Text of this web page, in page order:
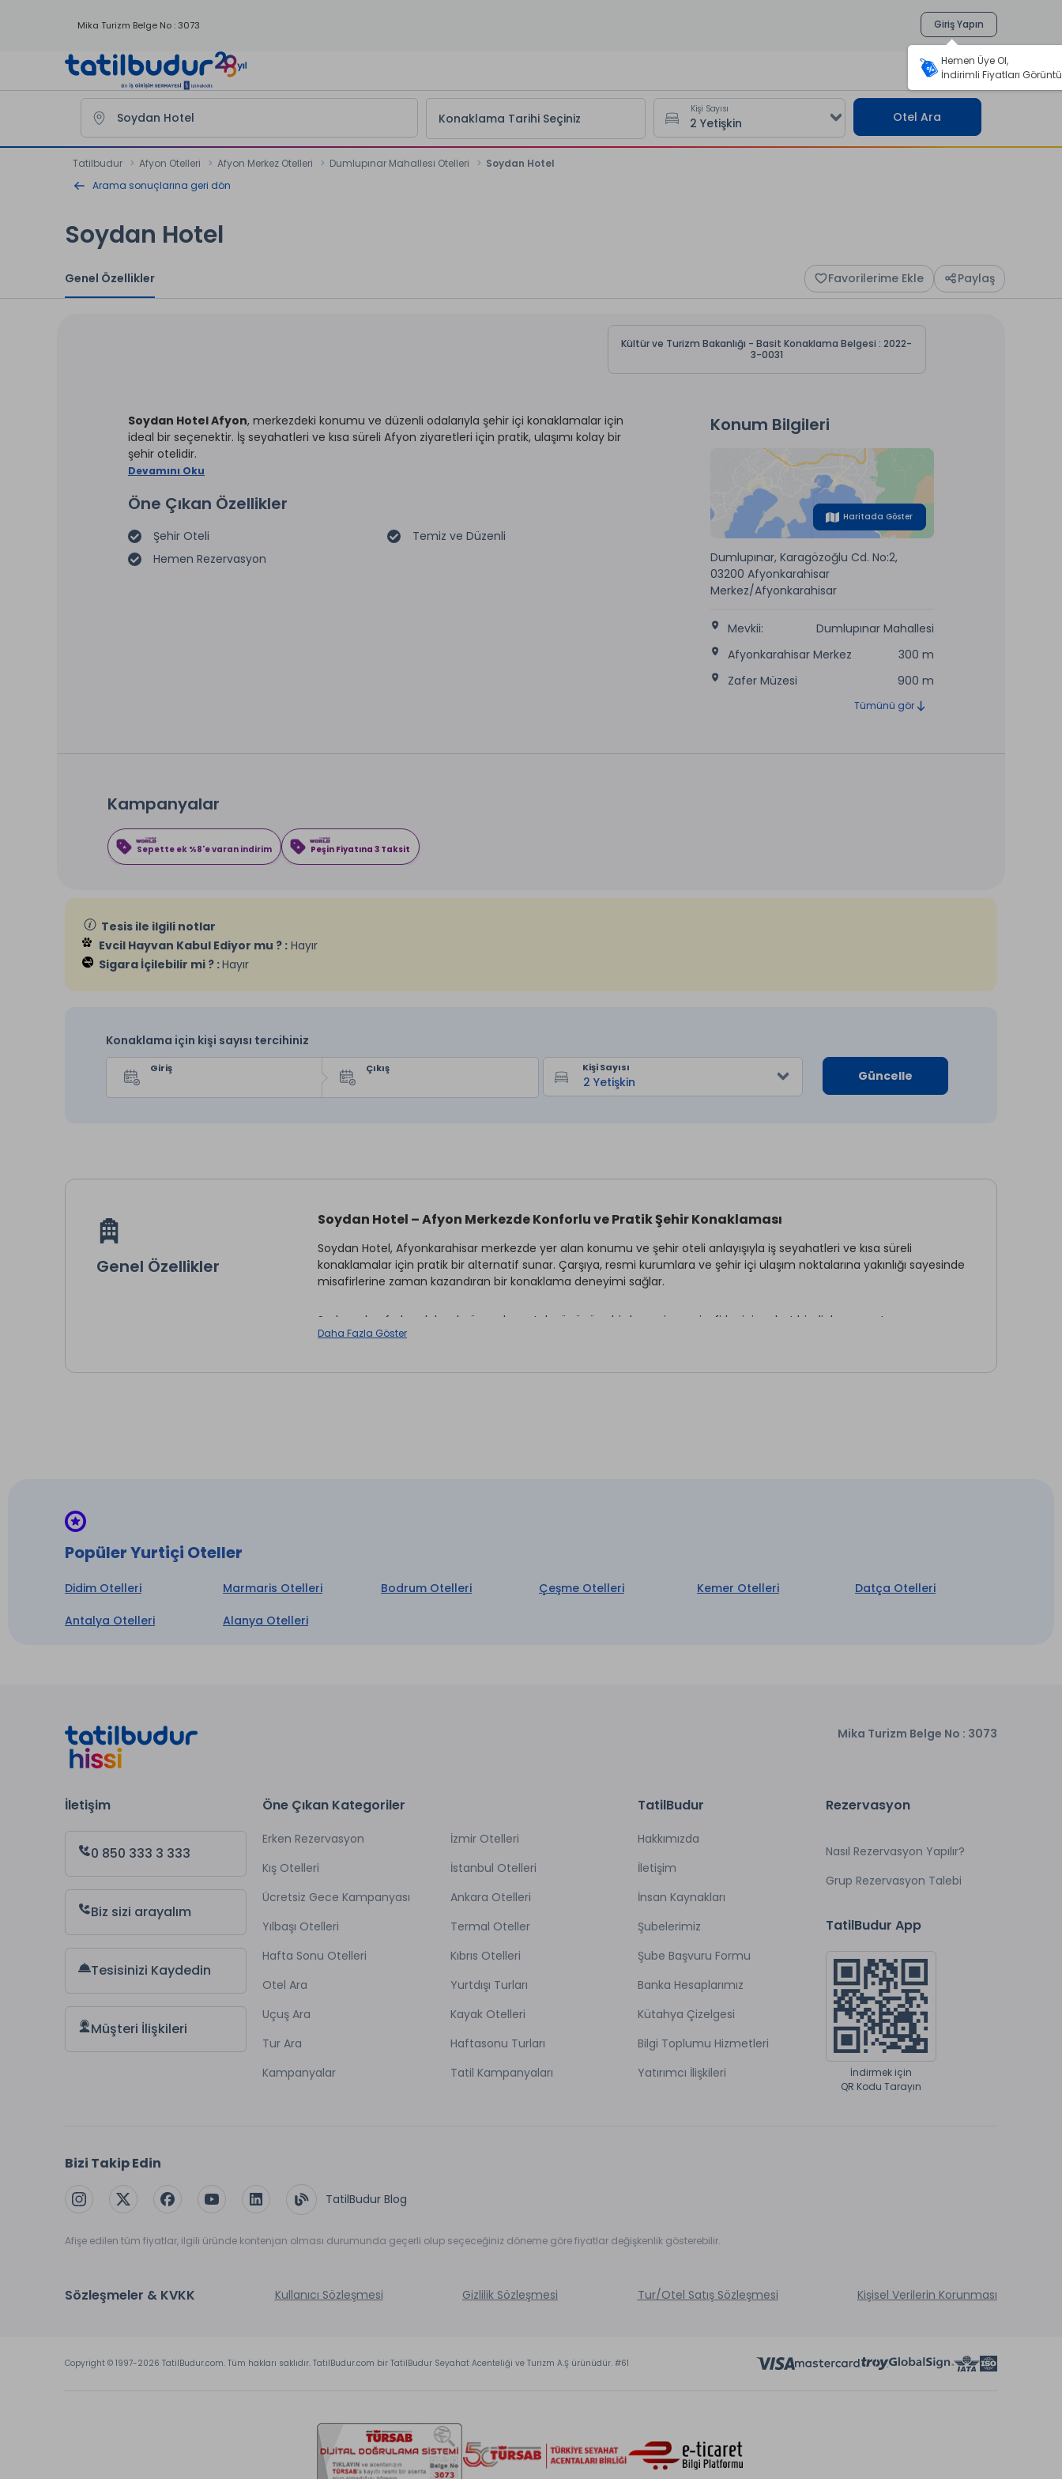
Mika Turizm Belge No : 3073 Giriş Yapın
Konaklama Tarihi Seçiniz
Kişi Sayısı
Otel Ara
Tatilbudur Afyon Otelleri Afyon Merkez Otelleri Dumlupınar Mahallesi Otelleri
Soydan Hotel
Arama sonuçlarına geri dön
Soydan Hotel
Genel Özellikler Favorilerime Ekle Paylaş
Kültür ve Turizm Bakanlığı - Basit Konaklama Belgesi : 2022-
3-0031
Soydan Hotel Afyon, merkezdeki konumu ve düzenli odalarıyla şehir içi konaklamalar için
ideal bir seçenektir. İş seyahatleri ve kısa süreli Afyon ziyaretleri için pratik, ulaşımı kolay bir
şehir otelidir.
Devamını Oku
Öne Çıkan Özellikler
Şehir Oteli
Temiz ve Düzenli
Hemen Rezervasyon
Konum Bilgileri
Haritada Göster
Dumlupınar, Karagözoğlu Cd. No:2,
03200 Afyonkarahisar
Merkez/Afyonkarahisar
Mevkii:
Dumlupınar Mahallesi
Afyonkarahisar Merkez
300 m
Zafer Müzesi
900 m
Tümünü gör
Kampanyalar
Sepette ek %8'e varan indirim Peşin Fiyatına 3 Taksit
Tesis ile ilgili notlar
Evcil Hayvan Kabul Ediyor mu ? : Hayır
Sigara İçilebilir mi ? :Hayır
Konaklama için kişi sayısı tercihiniz
Giriş Çıkış Kişi Sayısı
Güncelle
Genel Özellikler
Soydan Hotel – Afyon Merkezde Konforlu ve Pratik Şehir Konaklaması
Soydan Hotel, Afyonkarahisar merkezde yer alan konumu ve şehir oteli anlayışıyla iş seyahatleri ve kısa süreli
konaklamalar için pratik bir alternatif sunar. Çarşıya, resmi kurumlara ve şehir içi ulaşım noktalarına yakınlığı sayesinde
misafirlerine zaman kazandıran bir konaklama deneyimi sağlar.
Sade ve konforlu odalarıyla öne çıkan otel, gününü şehirde geçiren misafirler için rahat bir dinlenme ortamı sunar.
Ulaşım kolaylığı ve dengeli hizmet anlayışıyla Soydan Hotel, Afyon’da ekonomik ve zahmetsiz bir şehir oteli arayanlar
Daha Fazla Göster
Popüler Yurtiçi Oteller
Didim Otelleri Marmaris Otelleri Bodrum Otelleri Çeşme Otelleri Kemer Otelleri Datça Otelleri
Antalya Otelleri Alanya Otelleri
Mika Turizm Belge No : 3073
İletişim
0 850 333 3 333
Biz sizi arayalım
Tesisinizi Kaydedin
Müşteri İlişkileri
Öne Çıkan Kategoriler
Erken Rezervasyon
Kış Otelleri
Ücretsiz Gece Kampanyası
Yılbaşı Otelleri
Hafta Sonu Otelleri
Otel Ara
Uçuş Ara
Tur Ara
Kampanyalar
İzmir Otelleri
İstanbul Otelleri
Ankara Otelleri
Termal Oteller
Kıbrıs Otelleri
Yurtdışı Turları
Kayak Otelleri
Haftasonu Turları
Tatil Kampanyaları
TatilBudur
Hakkımızda
İletişim
İnsan Kaynakları
Şubelerimiz
Şube Başvuru Formu
Banka Hesaplarımız
Kütahya Çizelgesi
Bilgi Toplumu Hizmetleri
Yatırımcı İlişkileri
Rezervasyon
Nasıl Rezervasyon Yapılır?
Grup Rezervasyon Talebi
TatilBudur App
İndirmek için
QR Kodu Tarayın
Bizi Takip Edin
TatilBudur Blog
Afişe edilen tüm fiyatlar, ilgili üründe kontenjan olması durumunda geçerli olup seçeceğiniz döneme göre fiyatlar değişkenlik gösterebilir.
Sözleşmeler & KVKK Kullanıcı Sözleşmesi Gizlilik Sözleşmesi Tur/Otel Satış Sözleşmesi Kişisel Verilerin Korunması
Copyright © 1997-2026 TatilBudur.com. Tüm hakları saklıdır. TatilBudur.com bir TatilBudur Seyahat Acenteliği ve Turizm A.Ş ürünüdür. #61
Hemen Üye Ol,
İndirimli Fiyatları